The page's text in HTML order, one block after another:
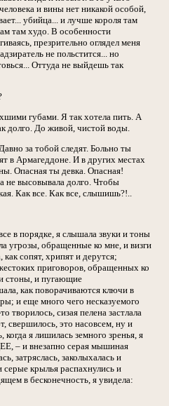
и вины нет никакой особой,
убийца... и лучше короля там
там худо. В особенности
презрительно оглядел меня
не польстится... но
Оттуда не выйдешь так
губами. Я так хотела пить. А
долго. До живой, чистой воды.
за тобой следят. Больно ты
в Армагеддоне. И в других местах
Опасная ты девка. Опасная!
высовывала долго. Чтобы
Как все. Как все, слышишь?!..
в порядке, я слышала звуки и тоны
угрозы, обращенные ко мне, и визги
сопят, хрипят и дерутся;
приговоров, обращенных ко
стоны, и пугающие
как поворачиваются ключи в
и еще много чего несказуемого
творилось, сизая пелена застлала
свершилось, это насовсем, ну и
я лишилась земного зренья, я
– и внезапно серая мышиная
затряслась, заколыхалась и
серые крылья распахнулись и
в бесконечность, я увидела: